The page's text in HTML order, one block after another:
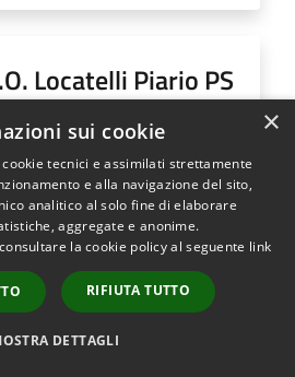
Locatelli Piario PS
Groppino, 22
Piario PS Generale...
×
sui cookie
tecnici e assimilati strettamente
e alla navigazione del sito,
analitico al solo fine di elaborare
aggregate e anonime.
la cookie policy al seguente link
RIFIUTA TUTTO
DETTAGLI